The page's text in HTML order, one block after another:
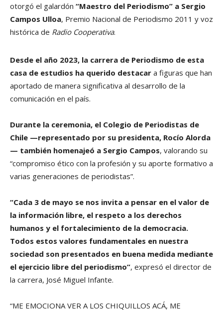
otorgó el galardón “Maestro del Periodismo” a Sergio
Campos Ulloa, Premio Nacional de Periodismo 2011 y voz
histórica de Radio Cooperativa.
Desde el año 2023, la carrera de Periodismo de esta
casa de estudios ha querido destacar a figuras que han
aportado de manera significativa al desarrollo de la
comunicación en el país.
Durante la ceremonia, el Colegio de Periodistas de
Chile —representado por su presidenta, Rocío Alorda
— también homenajeó a Sergio Campos, valorando su
“compromiso ético con la profesión y su aporte formativo a
varias generaciones de periodistas”.
“Cada 3 de mayo se nos invita a pensar en el valor de
la información libre, el respeto a los derechos
humanos y el fortalecimiento de la democracia.
Todos estos valores fundamentales en nuestra
sociedad son presentados en buena medida mediante
el ejercicio libre del periodismo”, expresó el director de
la carrera, José Miguel Infante.
“ME EMOCIONA VER A LOS CHIQUILLOS ACÁ, ME